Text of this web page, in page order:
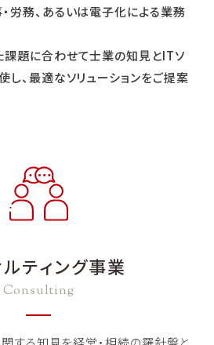
労務、あるいは電子化による業務
課題に合わせて士業の知見とITソ
し、最適なソリューションをご提案
ティング事業
Consulting